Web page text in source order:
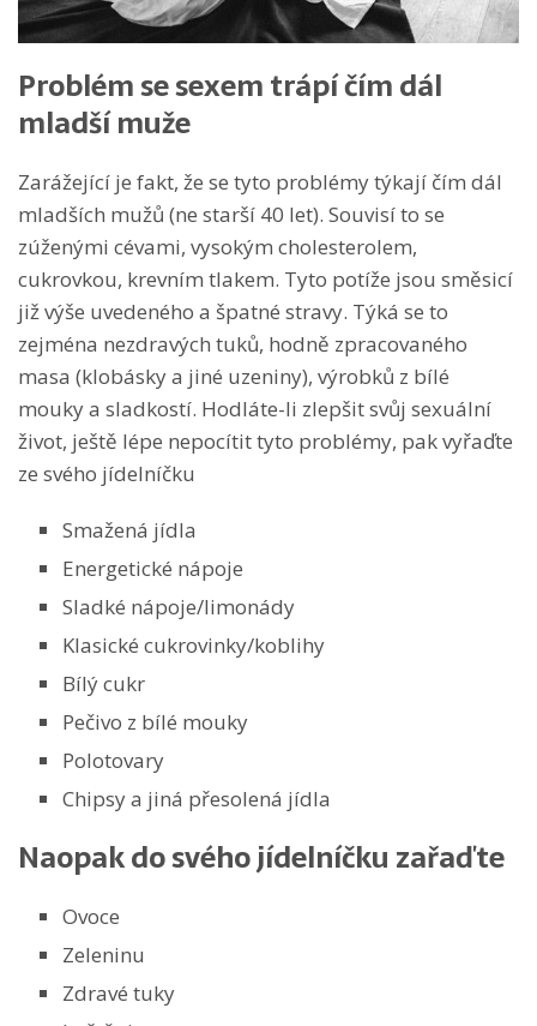
Problém se sexem trápí čím dál
mladší muže
Zarážející je fakt, že se tyto problémy týkají čím dál
mladších mužů (ne starší 40 let). Souvisí to se
zúženými cévami, vysokým cholesterolem,
cukrovkou, krevním tlakem. Tyto potíže jsou směsicí
již výše uvedeného a špatné stravy. Týká se to
zejména nezdravých tuků, hodně zpracovaného
masa (klobásky a jiné uzeniny), výrobků z bílé
mouky a sladkostí. Hodláte-li zlepšit svůj sexuální
život, ještě lépe nepocítit tyto problémy, pak vyřaďte
ze svého jídelníčku
Smažená jídla
Energetické nápoje
Sladké nápoje/limonády
Klasické cukrovinky/koblihy
Bílý cukr
Pečivo z bílé mouky
Polotovary
Chipsy a jiná přesolená jídla
Naopak do svého jídelníčku zařaďte
Ovoce
Zeleninu
Zdravé tuky